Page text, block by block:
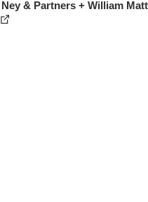
Ney & Partners + William